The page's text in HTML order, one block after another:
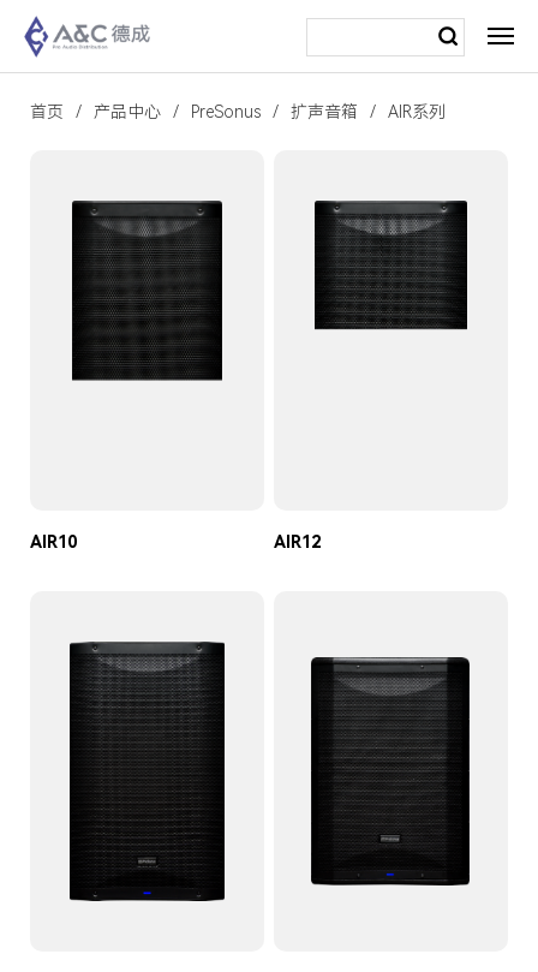
首页 产品中心 PreSonus 扩声音箱 AIR系列
AIR10 AIR12